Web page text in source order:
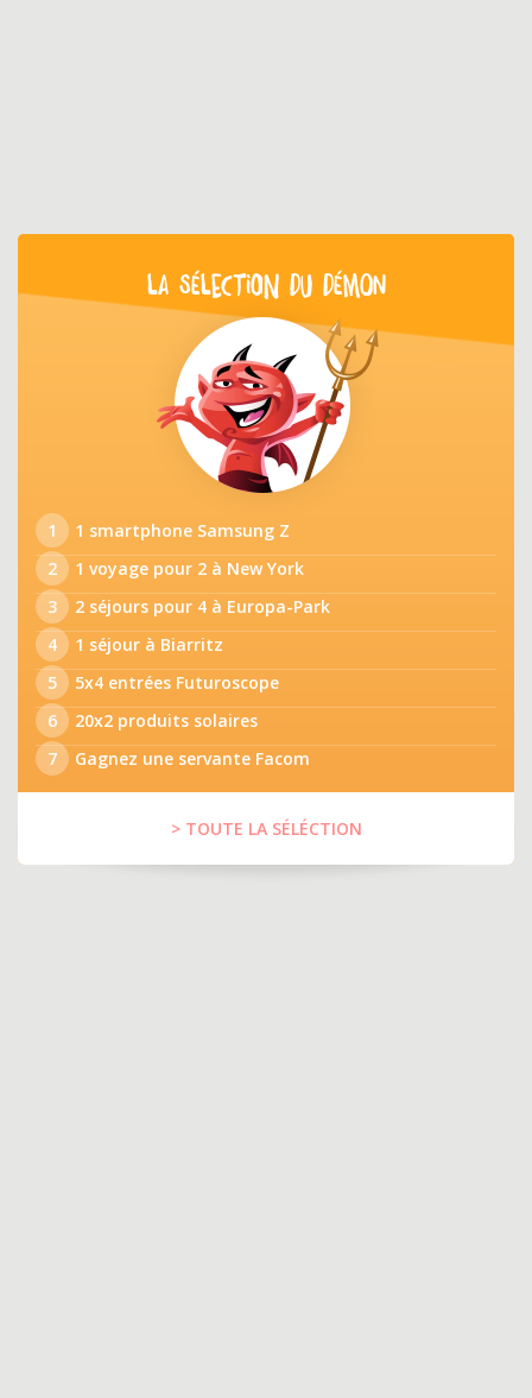
LA SÉLECTION DU DÉMON
1
1 smartphone Samsung Z
2
1 voyage pour 2 à New York
3
2 séjours pour 4 à Europa-Park
4
1 séjour à Biarritz
5
5x4 entrées Futuroscope
6
20x2 produits solaires
7
Gagnez une servante Facom
> TOUTE LA SÉLÉCTION